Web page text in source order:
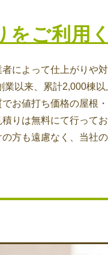
をご利用
によって仕上がりや
業以来、累計2,000棟
お値打ち価格の屋根
りは無料にて行って
方も遠慮なく、当社